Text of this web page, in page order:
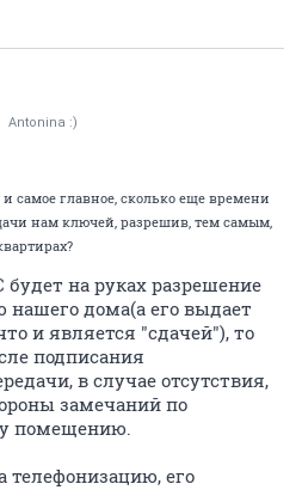
Antonina :)
и самое главное, сколько еще времени
нам ключей, разрешив, тем самым,
на руках разрешение
нашего дома(а его выдает
и является "сдачей"), то
подписания
в случае отсутствия,
замечаний по
помещению.
телефонизацию, его